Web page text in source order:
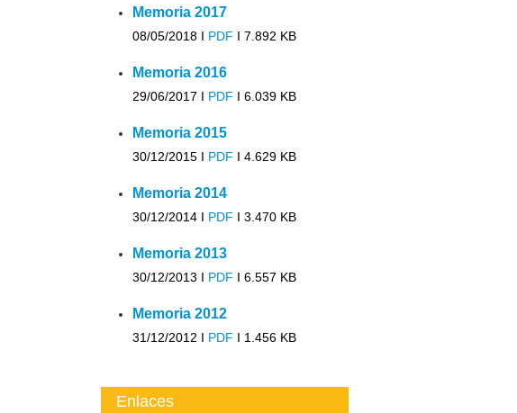
Memoria 2017
08/05/2018 I PDF I 7.892 KB
Memoria 2016
29/06/2017 I PDF I 6.039 KB
Memoria 2015
30/12/2015 I PDF I 4.629 KB
Memoria 2014
30/12/2014 I PDF I 3.470 KB
Memoria 2013
30/12/2013 I PDF I 6.557 KB
Memoria 2012
31/12/2012 I PDF I 1.456 KB
Enlaces